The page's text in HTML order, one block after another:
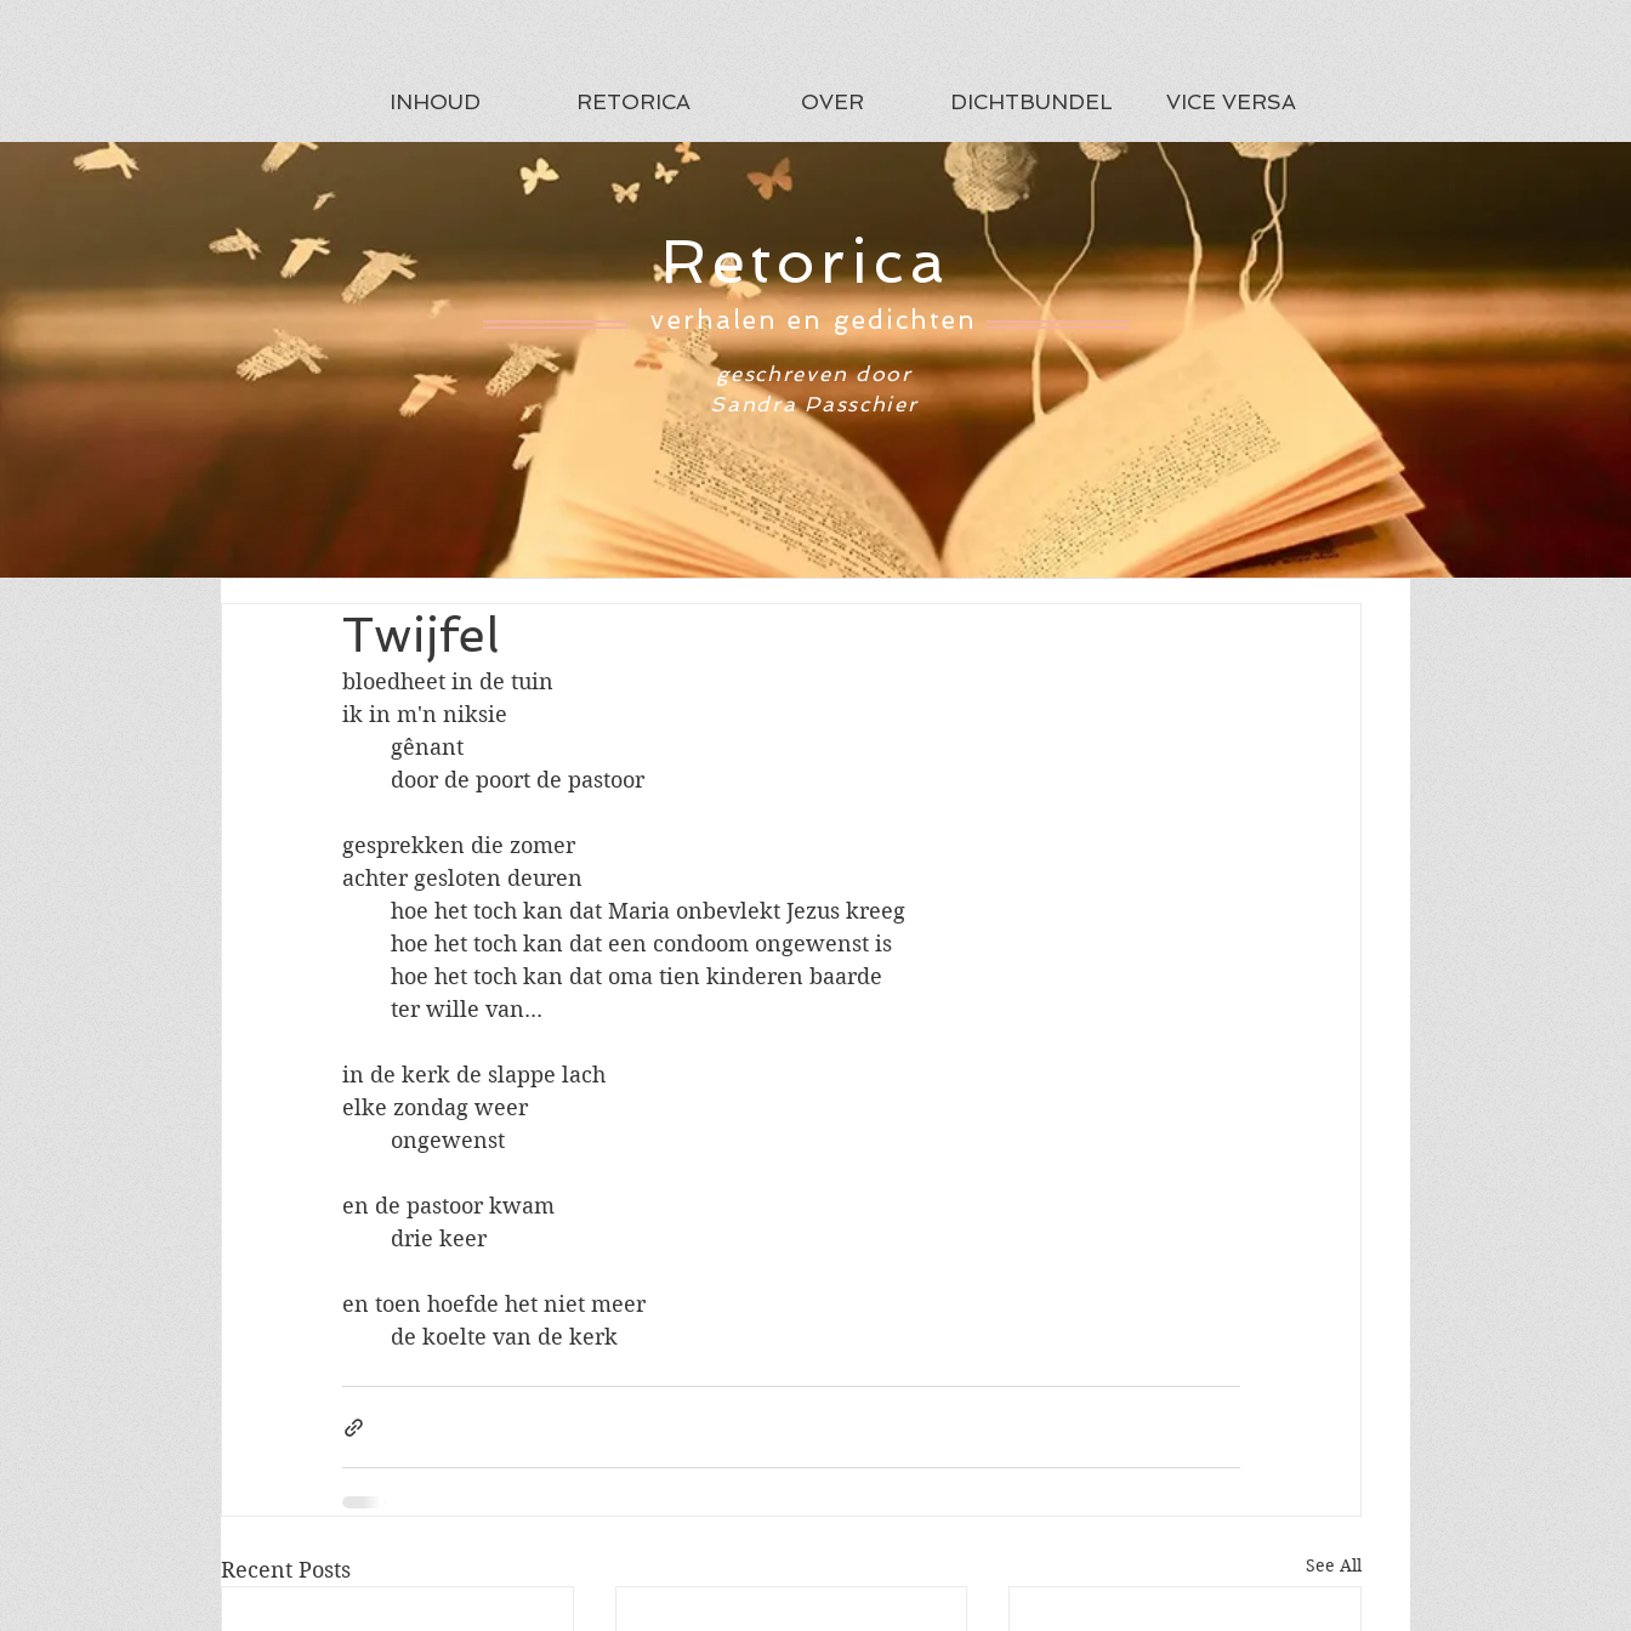
INHOUD RETORICA OVER DICHTBUNDEL VICE VERSA
Retorica
verhalen en gedichten
geschreven door
Sandra Passchier
Twijfel
bloedheet in de tuin
ik in m'n niksie
	gênant
	door de poort de pastoor
gesprekken die zomer
achter gesloten deuren
	hoe het toch kan dat Maria onbevlekt Jezus kreeg
	hoe het toch kan dat een condoom ongewenst is
	hoe het toch kan dat oma tien kinderen baarde
	ter wille van...
in de kerk de slappe lach
elke zondag weer
	ongewenst
en de pastoor kwam
	drie keer
en toen hoefde het niet meer
	de koelte van de kerk
Recent Posts See All